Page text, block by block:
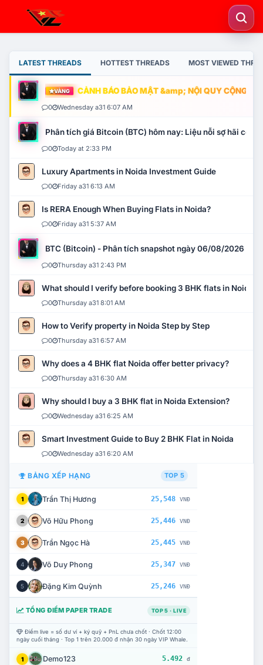
LATEST THREADS HOTTEST THREADS MOST VIEWED
VÀNG CẢNH BÁO BẢO MẬT &amp; NỘI QUY CỘNG
0 Wednesday a31 6:07 AM
Phân tích giá Bitcoin (BTC) hôm nay: Liệu nỗi sợ hãi có
0 Today at 2:33 PM
Luxury Apartments in Noida Investment Guide
0 Friday a31 6:13 AM
Is RERA Enough When Buying Flats in Noida?
0 Friday a31 5:37 AM
BTC (Bitcoin) - Phân tích snapshot ngày 06/08/2026
0 Thursday a31 2:43 PM
What should I verify before booking 3 BHK flats in Noida?
0 Thursday a31 8:01 AM
How to Verify property in Noida Step by Step
0 Thursday a31 6:57 AM
Why does a 4 BHK flat Noida offer better privacy?
0 Thursday a31 6:30 AM
Why should I buy a 3 BHK flat in Noida Extension?
0 Wednesday a31 6:25 AM
Smart Investment Guide to Buy 2 BHK Flat in Noida
0 Wednesday a31 6:20 AM
BẢNG XẾP HẠNG TOP 5
1 Trần Thị Hương 25,548 VNĐ
2 Võ Hữu Phong 25,446 VNĐ
3 Trần Ngọc Hà 25,445 VNĐ
4 Võ Duy Phong 25,347 VNĐ
5 Đặng Kim Quỳnh 25,246 VNĐ
TỔNG ĐIỂM PAPER TRADE TOP 5 · LIVE
Điểm live = số dư ví + ký quỹ + PnL chưa chốt · Chốt 12:00
ngày cuối tháng · Top 1 trên 20.000 đ nhận 30 ngày VIP Whale.
1 Demo123 5.492 đ